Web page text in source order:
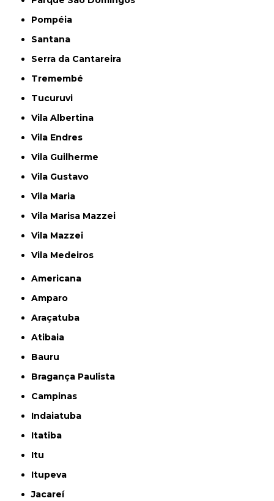
Pompéia
Santana
Serra da Cantareira
Tremembé
Tucuruvi
Vila Albertina
Vila Endres
Vila Guilherme
Vila Gustavo
Vila Maria
Vila Marisa Mazzei
Vila Mazzei
Vila Medeiros
Americana
Amparo
Araçatuba
Atibaia
Bauru
Bragança Paulista
Campinas
Indaiatuba
Itatiba
Itu
Itupeva
Jacareí